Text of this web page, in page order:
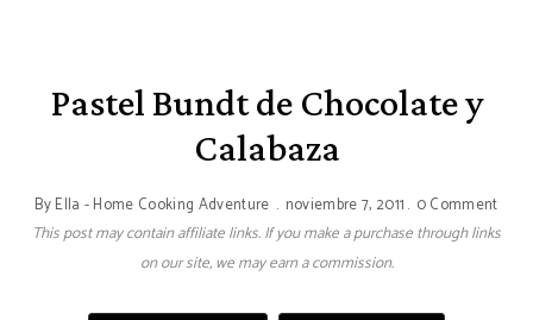
Everyday
Ingredients
Pastel Bundt de Chocolate y
Calabaza
ByElla - Home Cooking Adventure noviembre 7, 2011 0 Comment
This post may contain affiliate links. If you make a purchase through links
on our site, we may earn a commission.